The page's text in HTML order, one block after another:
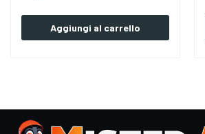
Aggiungi al carrello